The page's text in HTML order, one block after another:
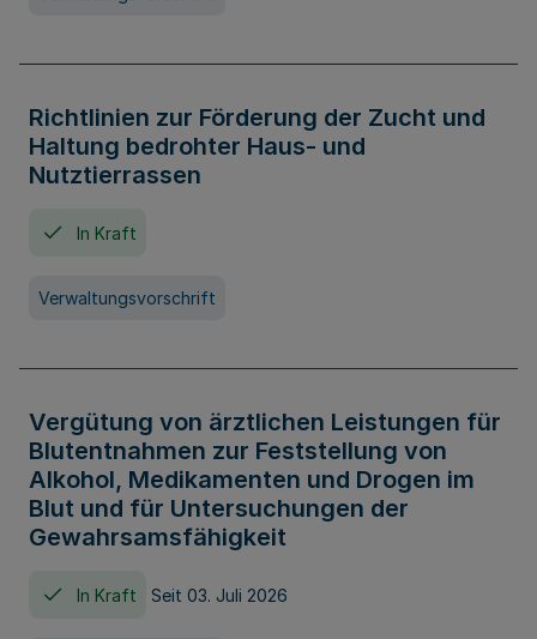
Richtlinien zur Förderung der Zucht und
Haltung bedrohter Haus- und
Nutztierrassen
In Kraft
Verwaltungsvorschrift
Vergütung von ärztlichen Leistungen für
Blutentnahmen zur Feststellung von
Alkohol, Medikamenten und Drogen im
Blut und für Untersuchungen der
Gewahrsamsfähigkeit
In Kraft Seit 03. Juli 2026